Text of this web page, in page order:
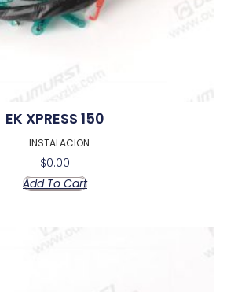
EK XPRESS 150
INSTALACION
$0.00
Add To Cart